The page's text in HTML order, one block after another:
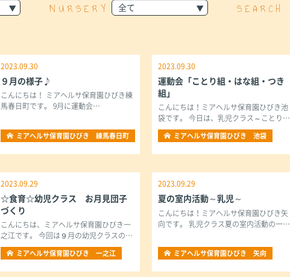
NURSERY SEARCH
2023.09.30
９月の様子♪
こんにちは！ ミアヘルサ保育園ひびき練
馬春日町です。 9月に運動会…
ミアヘルサ保育園ひびき 練馬春日町
2023.09.30
運動会「ことり組・はな組・つき
組」
こんにちは！ミアヘルサ保育園ひびき池
袋です。 今日は、乳児クラス～ことり…
ミアヘルサ保育園ひびき 池袋
2023.09.29
☆食育☆幼児クラス お月見団子
づくり
こんにちは、ミアヘルサ保育園ひびき一
之江です。 今回は９月の幼児クラスの…
ミアヘルサ保育園ひびき 一之江
2023.09.29
夏の室内活動～乳児～
こんにちは！ミアヘルサ保育園ひびき矢
向です。 乳児クラス夏の室内活動の一…
ミアヘルサ保育園ひびき 矢向